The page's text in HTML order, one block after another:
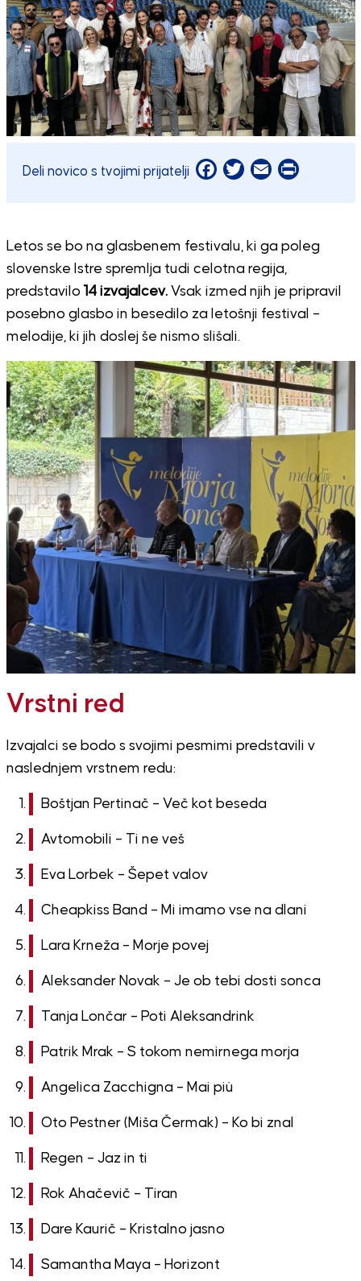
Deli novico s tvojimi prijatelji Facebook
Twitter
EmailPrint
Letos se bo na glasbenem festivalu, ki ga poleg
slovenske Istre spremlja tudi celotna regija,
predstavilo 14 izvajalcev.Vsak izmed njih je pripravil
posebno glasbo in besedilo za letošnji festival –
melodije, ki jih doslej še nismo slišali.
Vrstni red
Izvajalci se bodo s svojimi pesmimi predstavili v
naslednjem vrstnem redu:
Boštjan Pertinač – Več kot beseda
Avtomobili – Ti ne veš
Eva Lorbek – Šepet valov
Cheapkiss Band – Mi imamo vse na dlani
Lara Krneža – Morje povej
Aleksander Novak – Je ob tebi dosti sonca
Tanja Lončar – Poti Aleksandrink
Patrik Mrak – S tokom nemirnega morja
Angelica Zacchigna – Mai più
Oto Pestner (Miša Čermak) – Ko bi znal
Regen – Jaz in ti
Rok Ahačevič – Tiran
Dare Kaurič – Kristalno jasno
Samantha Maya – Horizont